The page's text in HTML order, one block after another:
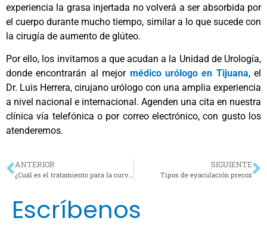
experiencia la grasa injertada no volverá a ser absorbida por
el cuerpo durante mucho tiempo, similar a lo que sucede con
la cirugía de aumento de glúteo.
Por ello, los invitamos a que acudan a la Unidad de Urología,
donde encontrarán al mejor médico urólogo en Tijuana, el
Dr. Luis Herrera, cirujano urólogo con una amplia experiencia
a nivel nacional e internacional. Agenden una cita en nuestra
clínica vía telefónica o por correo electrónico, con gusto los
atenderemos.
ANTERIOR SIGUIENTE
Tipos de eyaculación precoz
Escríbenos